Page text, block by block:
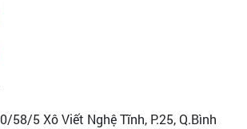
58/5 Xô Viết Nghệ Tĩnh, P.25, Q.Bình